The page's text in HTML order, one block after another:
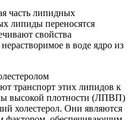
часть липидных
липиды переносятся
свойства
в воде ядро из
транспорт этих липидов к
высокой плотности (ЛПВП)
холестерол. Они являются